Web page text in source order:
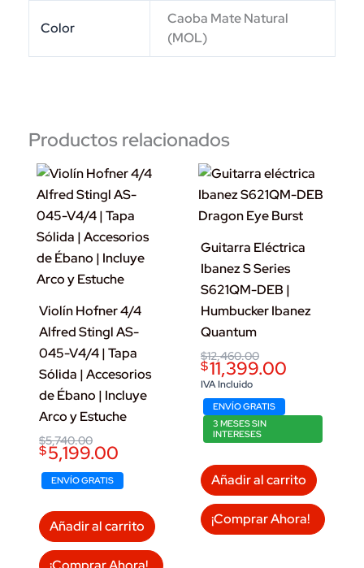
Color
Caoba Mate Natural
(MOL)
Productos relacionados
Violín Hofner 4/4
Alfred Stingl AS-
045-V4/4 | Tapa
Sólida | Accesorios
de Ébano | Incluye
Arco y Estuche
$5,740.00
Original
price
was:
$5,740.00.
$5,199.00
Current
price
$5,199.00.
ENVÍO GRATIS
Añadir al carrito
Guitarra Eléctrica
Ibanez S Series
S621QM-DEB |
Humbucker Ibanez
Quantum
$12,460.00
Original
price
was:
$12,460.00.
$11,399.00
Current
price
is:
$11,399.00.
IVA Incluido
ENVÍO GRATIS
3 MESES SIN
INTERESES
Añadir al carrito
¡Comprar Ahora!